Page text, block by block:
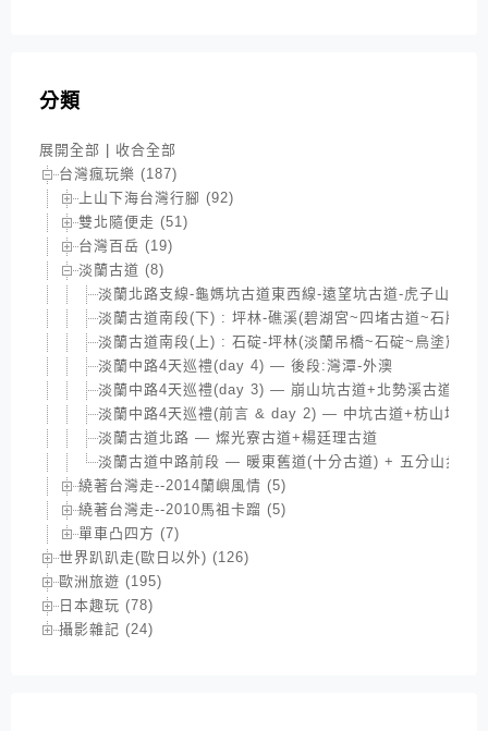
分類
展開全部
收合全部
台灣瘋玩樂 (187)
上山下海台灣行腳 (92)
雙北隨便走 (51)
台灣百岳 (19)
淡蘭古道 (8)
淡蘭北路支線-龜媽坑古道東西線-遠望坑古道-虎子山古道
淡蘭古道南段(下) : 坪林-礁溪(碧湖宮~四堵古道~石牌縣
淡蘭古道南段(上) : 石碇-坪林(淡蘭吊橋~石碇~鳥塗窟~
淡蘭中路4天巡禮(day 4) — 後段:灣潭-外澳
淡蘭中路4天巡禮(day 3) — 崩山坑古道+北勢溪古道
淡蘭中路4天巡禮(前言 & day 2) — 中坑古道+枋山坑古
淡蘭古道北路 — 燦光寮古道+楊廷理古道
淡蘭古道中路前段 — 暖東舊道(十分古道) + 五分山步道
繞著台灣走--2014蘭嶼風情 (5)
繞著台灣走--2010馬祖卡蹓 (5)
單車凸四方 (7)
世界趴趴走(歐日以外) (126)
歐洲旅遊 (195)
日本趣玩 (78)
攝影雜記 (24)